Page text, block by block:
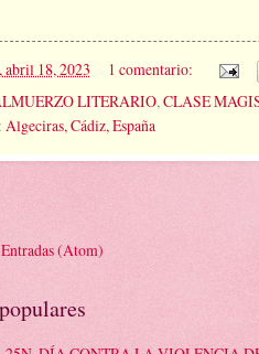
abril 18, 2023
1 comentario:
LITERARIO,CLASE
Algeciras, Cádiz, España
Entradas (Atom)